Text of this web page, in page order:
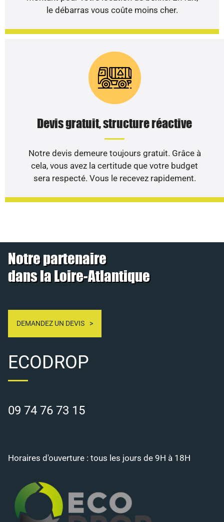
le débarras vous coûte moins cher.
Devis gratuit, structure réactive
Notre devis demeure toujours gratuit. Grâce à
cela, vous avez la certitude que votre budget
sera respecté. Vous le recevez rapidement.
Notre partenaire
dans la Loire-Atlantique
DEMANDEZ UN DEVIS
ECODROP
09 74 76 73 15
Horaires d'ouverture : tous les jours de 9H à 18H